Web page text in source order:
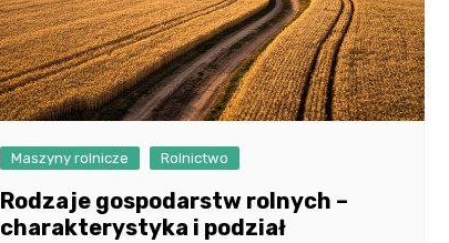
Maszyny rolnicze Rolnictwo
Rodzaje gospodarstw rolnych –
charakterystyka i podział